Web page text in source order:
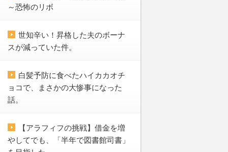
～恐怖のリボ
世知辛い！昇格した夫のボーナ
スが減っていた件。
白髪予防に食べたハイカカオチ
ョコで、まさかの大惨事になった
話。
【アラフィフの挑戦】借金を増
やしてでも、「半年で図書館司書」